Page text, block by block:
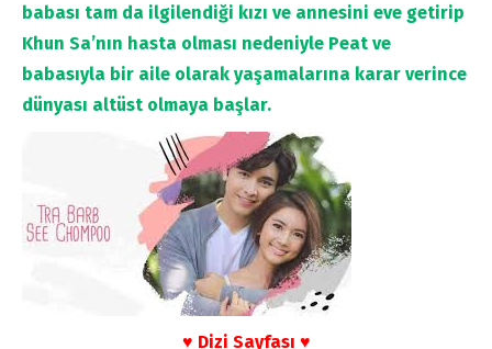
babası tam da ilgilendiği kızı ve annesini eve getirip
Khun Sa’nın hasta olması nedeniyle Peat ve
babasıyla bir aile olarak yaşamalarına karar verince
dünyası altüst olmaya başlar.
♥ Dizi Sayfası ♥